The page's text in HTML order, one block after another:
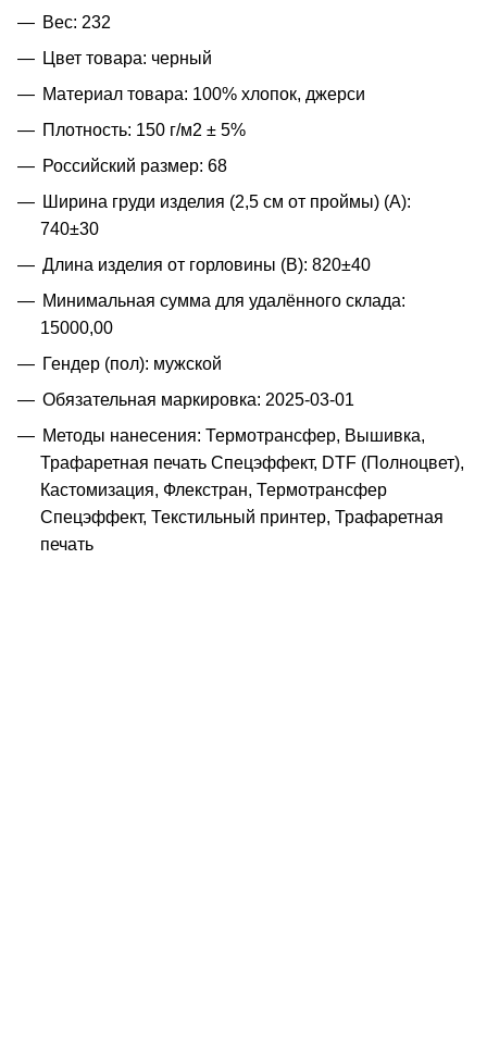
Вес: 232
Цвет товара: черный
Материал товара: 100% хлопок, джерси
Плотность: 150 г/м2 ± 5%
Российский размер: 68
Ширина груди изделия (2,5 см от проймы) (A):
740±30
Длина изделия от горловины (B): 820±40
Минимальная сумма для удалённого склада:
15000,00
Гендер (пол): мужской
Обязательная маркировка: 2025-03-01
Методы нанесения: Термотрансфер, Вышивка,
Трафаретная печать Спецэффект, DTF (Полноцвет),
Кастомизация, Флекстран, Термотрансфер
Спецэффект, Текстильный принтер, Трафаретная
печать